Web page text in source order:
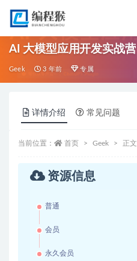
AI 大模型应用开发实战营
Geek 3 年前 专属
详情介绍 常见问题
当前位置： 首页 Geek 正文
资源信息
普通
会员
永久会员